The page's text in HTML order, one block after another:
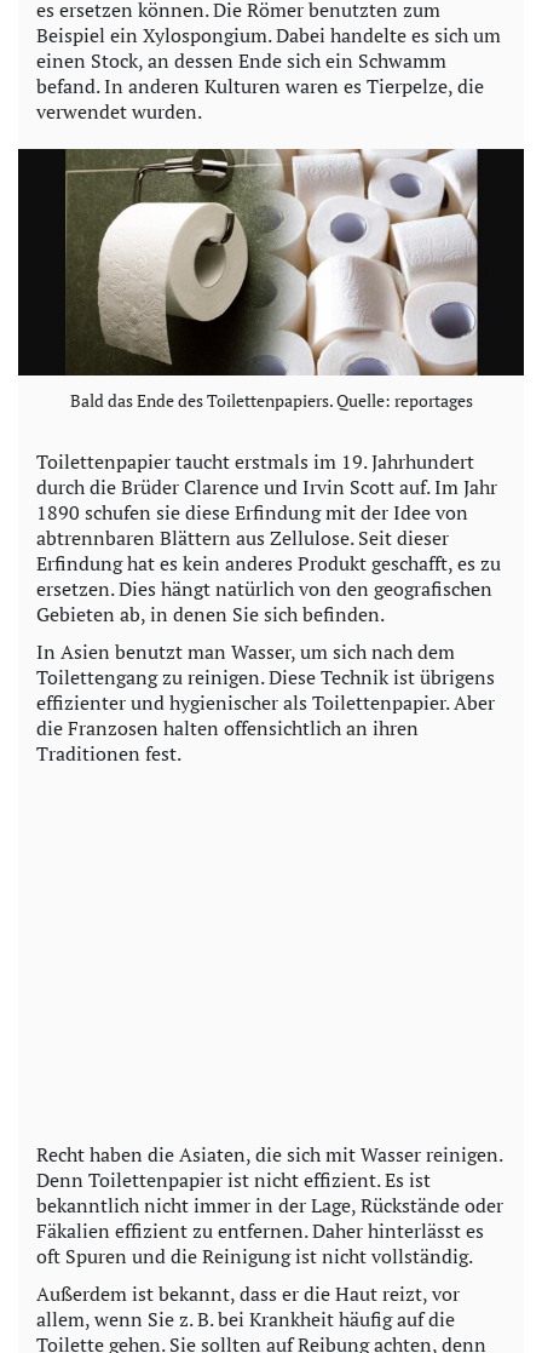
d
o
es ersetzen können. Die Römer benutzten zum
Beispiel ein Xylospongium. Dabei handelte es sich um
einen Stock, an dessen Ende sich ein Schwamm
befand. In anderen Kulturen waren es Tierpelze, die
verwendet wurden.
Bald das Ende des Toilettenpapiers. Quelle: reportages
Toilettenpapier taucht erstmals im 19. Jahrhundert
durch die Brüder Clarence und Irvin Scott auf. Im Jahr
1890 schufen sie diese Erfindung mit der Idee von
abtrennbaren Blättern aus Zellulose. Seit dieser
Erfindung hat es kein anderes Produkt geschafft, es zu
ersetzen. Dies hängt natürlich von den geografischen
Gebieten ab, in denen Sie sich befinden.
In Asien benutzt man Wasser, um sich nach dem
Toilettengang zu reinigen. Diese Technik ist übrigens
effizienter und hygienischer als Toilettenpapier. Aber
die Franzosen halten offensichtlich an ihren
Traditionen fest.
Recht haben die Asiaten, die sich mit Wasser reinigen.
Denn Toilettenpapier ist nicht effizient. Es ist
bekanntlich nicht immer in der Lage, Rückstände oder
Fäkalien effizient zu entfernen. Daher hinterlässt es
oft Spuren und die Reinigung ist nicht vollständig.
Außerdem ist bekannt, dass er die Haut reizt, vor
allem, wenn Sie z. B. bei Krankheit häufig auf die
Toilette gehen. Sie sollten auf Reibung achten, denn